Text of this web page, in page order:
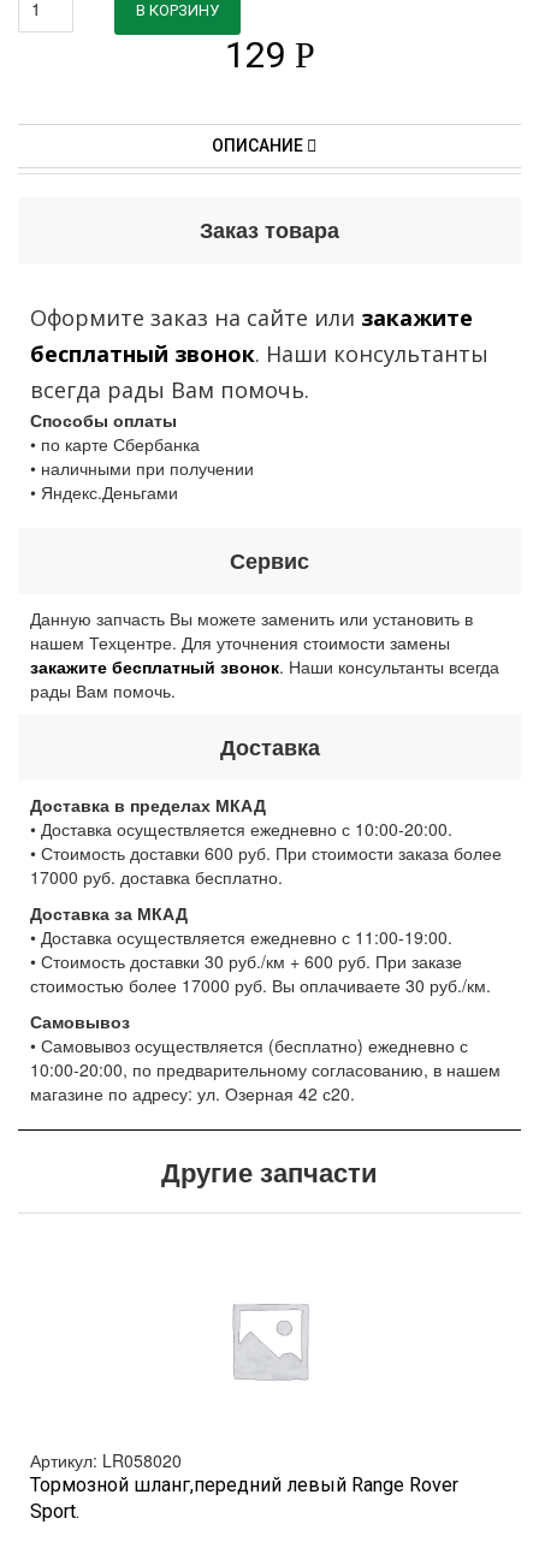
129 Р
В КОРЗИНУ
ОПИСАНИЕ
Заказ товара
Оформите заказ на сайте или закажите
бесплатный звонок. Наши консультанты
всегда рады Вам помочь.
Способы оплаты
• по карте Сбербанка
• наличными при получении
• Яндекс.Деньгами
Сервис
Данную запчасть Вы можете заменить или установить в
нашем Техцентре. Для уточнения стоимости замены
закажите бесплатный звонок. Наши консультанты всегда
рады Вам помочь.
Доставка
Доставка в пределах МКАД
• Доставка осуществляется ежедневно с 10:00-20:00.
• Стоимость доставки 600 руб. При стоимости заказа более
17000 руб. доставка бесплатно.
Доставка за МКАД
• Доставка осуществляется ежедневно с 11:00-19:00.
• Стоимость доставки 30 руб./км + 600 руб. При заказе
стоимостью более 17000 руб. Вы оплачиваете 30 руб./км.
Самовывоз
• Самовывоз осуществляется (бесплатно) ежедневно с
10:00-20:00, по предварительному согласованию, в нашем
магазине по адресу: ул. Озерная 42 с20.
Другие запчасти
Артикул: LR058020
Тормозной шланг,передний левый Range Rover
Sport.